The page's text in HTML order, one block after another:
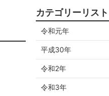
カテゴリーリスト
令和元年
平成30年
令和2年
令和3年